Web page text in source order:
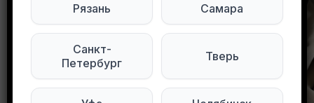
Рязань Самара
Санкт-
Петербург
Тверь